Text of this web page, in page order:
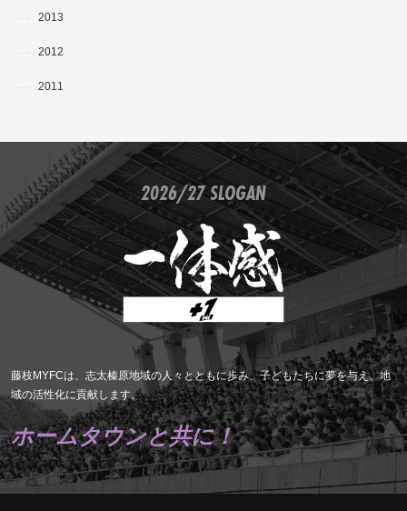
2013
2012
2011
2026/27 SLOGAN
藤枝MYFCは、志太榛原地域の人々とともに歩み、子どもたちに夢を与え、地
域の活性化に貢献します。
ホームタウンと共に！